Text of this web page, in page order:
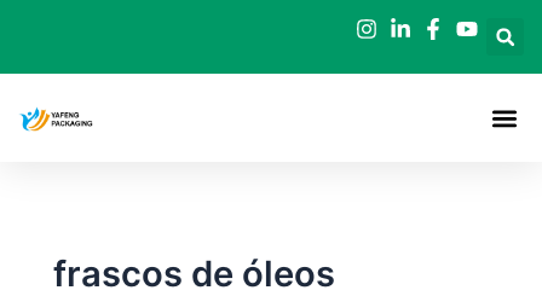
o
frascos de óleos